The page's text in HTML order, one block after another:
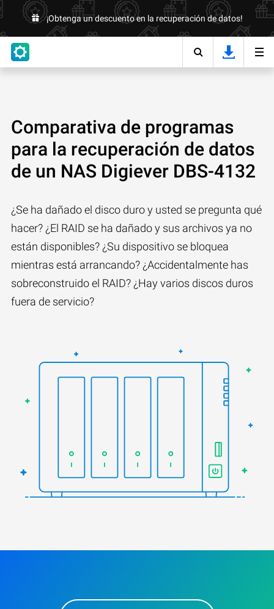
¡Obtenga un descuento en la recuperación de datos!
Comparativa de programas
para la recuperación de datos
de un NAS Digiever DBS-4132
¿Se ha dañado el disco duro y usted se pregunta qué
hacer? ¿El RAID se ha dañado y sus archivos ya no
están disponibles? ¿Su dispositivo se bloquea
mientras está arrancando? ¿Accidentalmente has
sobreconstruido el RAID? ¿Hay varios discos duros
fuera de servicio?